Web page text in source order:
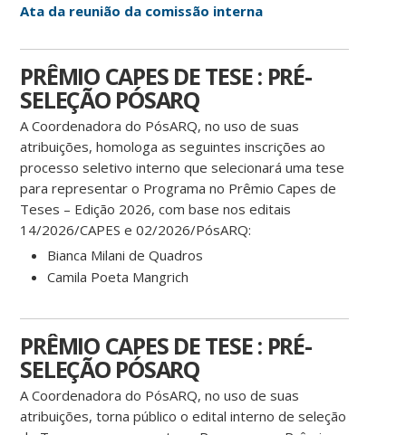
Ata da reunião da comissão interna
PRÊMIO CAPES DE TESE : PRÉ-
SELEÇÃO PÓSARQ
A Coordenadora do PósARQ, no uso de suas
atribuições, homologa as seguintes inscrições ao
processo seletivo interno que selecionará uma tese
para representar o Programa no Prêmio Capes de
Teses – Edição 2026, com base nos editais
14/2026/CAPES e 02/2026/PósARQ:
Bianca Milani de Quadros
Camila Poeta Mangrich
PRÊMIO CAPES DE TESE : PRÉ-
SELEÇÃO PÓSARQ
A Coordenadora do PósARQ, no uso de suas
atribuições, torna público o edital interno de seleção